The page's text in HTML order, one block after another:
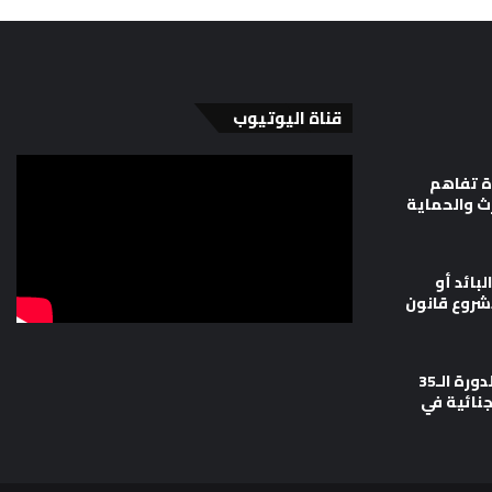
تفاهم
والحماية
أو
قانون
وزارة العدل تشارك في أعمال الدورة الـ35
في
قناة اليوتيوب